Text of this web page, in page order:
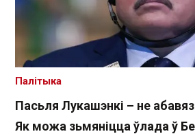
Пасьля Лукашэнкі – не
Як можа зьмяніцца ўлада ў
Палітыка